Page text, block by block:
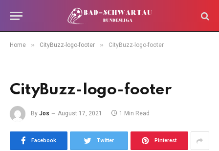
Home » CityBuzz-logo-footer » CityBuzz-logo-footer
CityBuzz-logo-footer
By Jos August 17, 2021 1 Min Read
Facebook Twitter Pinterest